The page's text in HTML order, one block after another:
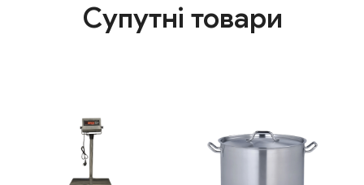
Супутні товари